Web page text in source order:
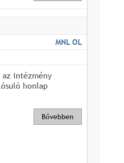
MNL OL
intézmény
honlap
Bővebben